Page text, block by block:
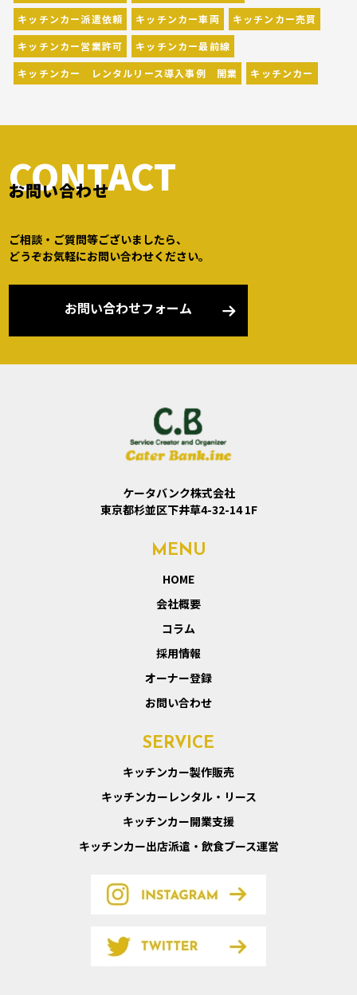
キッチンカー派遣依頼
キッチンカー車両
キッチンカー売買
キッチンカー営業許可
キッチンカー最前線
キッチンカー レンタルリース導入事例 開業
キッチンカー
CONTACT
お問い合わせ
ご相談・ご質問等ございましたら、
どうぞお気軽にお問い合わせください。
お問い合わせフォーム
ケータバンク株式会社
東京都杉並区下井草4-32-14 1F
MENU
HOME
会社概要
コラム
採用情報
オーナー登録
お問い合わせ
SERVICE
キッチンカー製作販売
キッチンカーレンタル・リース
キッチンカー開業支援
キッチンカー出店派遣・飲食ブース運営